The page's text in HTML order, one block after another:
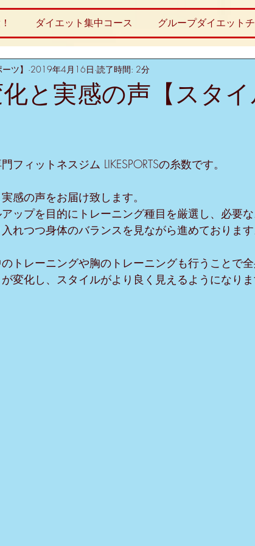
ダイエット集中コース グループダイエット
と実感の声【スタ
ツ】 2019年4月16日 読了時間: 2分
フィットネスジム LIKESPORTSの糸数です。
感の声をお届け致します。
ップを目的にトレーニング種目を厳選し、必要
れつつ身体のバランスを見ながら進めておりま
トレーニングや胸のトレーニングも行うことで
変化し、スタイルがより良く見えるようになり